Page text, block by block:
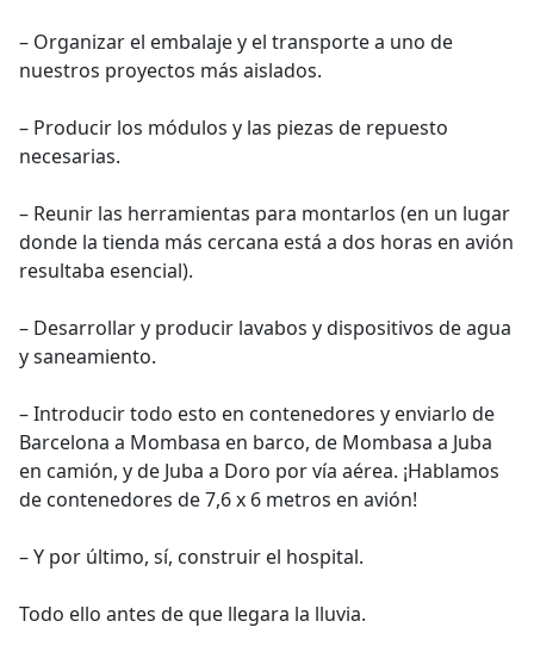
– Organizar el embalaje y el transporte a uno de
nuestros proyectos más aislados.
– Producir los módulos y las piezas de repuesto
necesarias.
– Reunir las herramientas para montarlos (en un lugar
donde la tienda más cercana está a dos horas en avión
resultaba esencial).
– Desarrollar y producir lavabos y dispositivos de agua
y saneamiento.
– Introducir todo esto en contenedores y enviarlo de
Barcelona a Mombasa en barco, de Mombasa a Juba
en camión, y de Juba a Doro por vía aérea. ¡Hablamos
de contenedores de 7,6 x 6 metros en avión!
– Y por último, sí, construir el hospital.
Todo ello antes de que llegara la lluvia.